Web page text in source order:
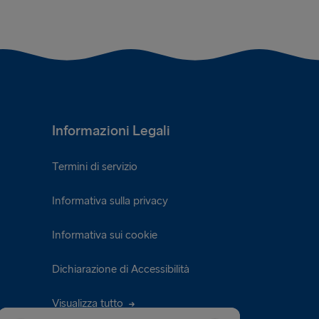
Informazioni Legali
Termini di servizio
Informativa sulla privacy
Informativa sui cookie
Dichiarazione di Accessibilità
Visualizza tutto